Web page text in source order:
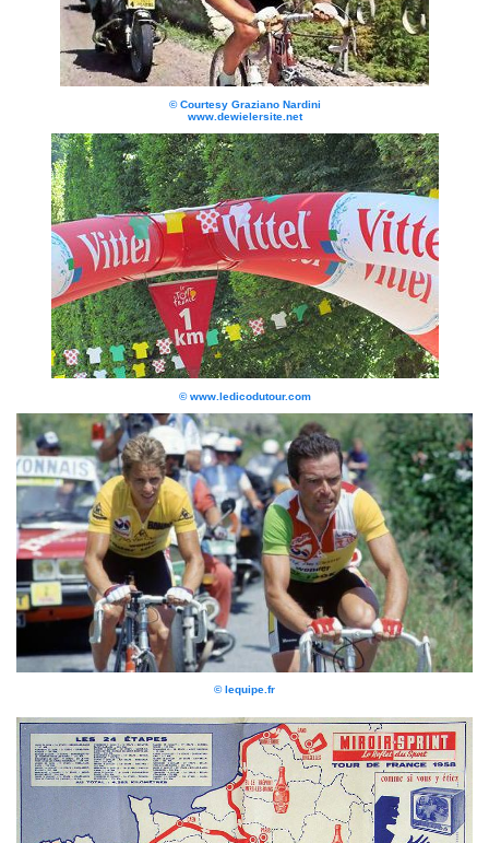
© Courtesy Graziano Nardini
www.dewielersite.net
© www.ledicodutour.com
© lequipe.fr